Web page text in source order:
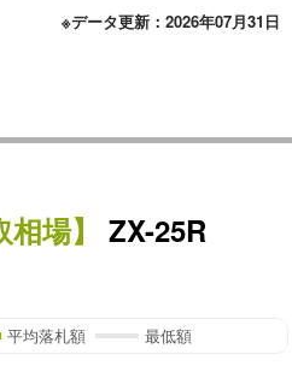
※データ更新：2026年07月31日
場】
ZX-25R
平均落札額 最低額